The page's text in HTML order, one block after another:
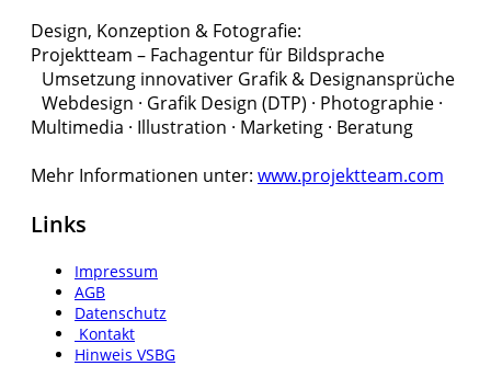
Design, Konzeption & Fotografie:
Projektteam – Fachagentur für Bildsprache
Umsetzung innovativer Grafik & Designansprüche
Webdesign · Grafik Design (DTP) · Photographie ·
Multimedia · Illustration · Marketing · Beratung
Mehr Informationen unter: www.projektteam.com
Links
Impressum
AGB
Datenschutz
Kontakt
Hinweis VSBG